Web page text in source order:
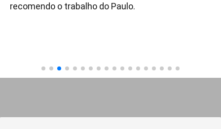
recomendo o trabalho do Paulo.